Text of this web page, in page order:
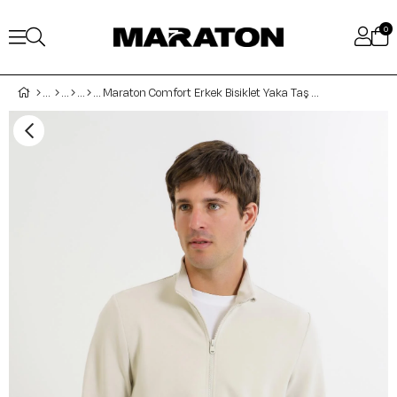
0
Maraton Comfort Erkek Bisiklet Yaka Taş Eşofman Üstü